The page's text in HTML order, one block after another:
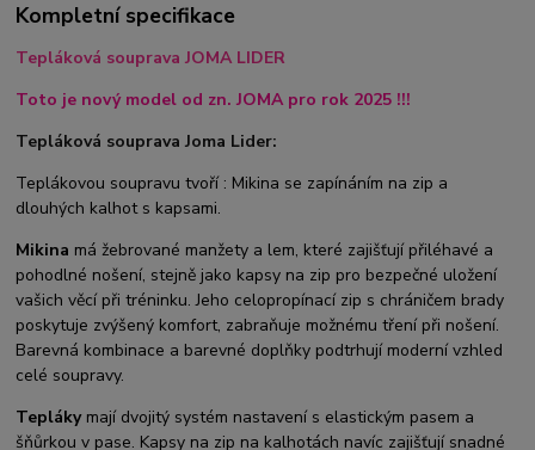
Kompletní specifikace
Tepláková souprava JOMA LIDER
Toto je nový model od zn. JOMA pro rok 2025 !!!
Tepláková souprava Joma Lider:
Teplákovou soupravu tvoří : Mikina se zapínáním na zip a
dlouhých kalhot s kapsami.
Mikina má žebrované manžety a lem, které zajišťují přiléhavé a
pohodlné nošení, stejně jako kapsy na zip pro bezpečné uložení
vašich věcí při tréninku. Jeho celopropínací zip s chráničem brady
poskytuje zvýšený komfort, zabraňuje možnému tření při nošení.
Barevná kombinace a barevné doplňky podtrhují moderní vzhled
celé soupravy.
Teplákymají dvojitý systém nastavení s elastickým pasem a
šňůrkou v pase. Kapsy na zip na kalhotách navíc zajišťují snadné